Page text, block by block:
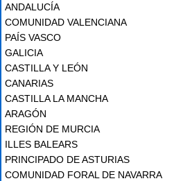
ANDALUCÍA
COMUNIDAD VALENCIANA
PAÍS VASCO
GALICIA
CASTILLA Y LEÓN
CANARIAS
CASTILLA LA MANCHA
ARAGÓN
REGIÓN DE MURCIA
ILLES BALEARS
PRINCIPADO DE ASTURIAS
COMUNIDAD FORAL DE NAVARRA